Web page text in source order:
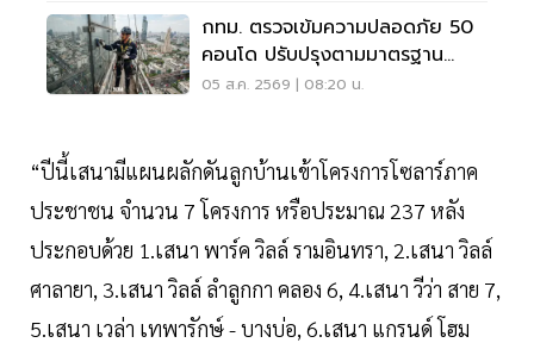
กทม. ตรวจเข้มความปลอดภัย 50
คอนโด ปรับปรุงตามมาตรฐาน
เคร่งครัด
05 ส.ค. 2569 | 08:20 น.
“ปีนี้เสนามีแผนผลักดันลูกบ้านเข้าโครงการโซลาร์ภาค
ประชาชน จำนวน 7 โครงการ หรือประมาณ 237 หลัง
ประกอบด้วย 1.เสนา พาร์ค วิลล์ รามอินทรา, 2.เสนา วิลล์
ศาลายา, 3.เสนา วิลล์ ลำลูกกา คลอง 6, 4.เสนา วีว่า สาย 7,
5.เสนา เวล่า เทพารักษ์ - บางบ่อ, 6.เสนา แกรนด์ โฮม